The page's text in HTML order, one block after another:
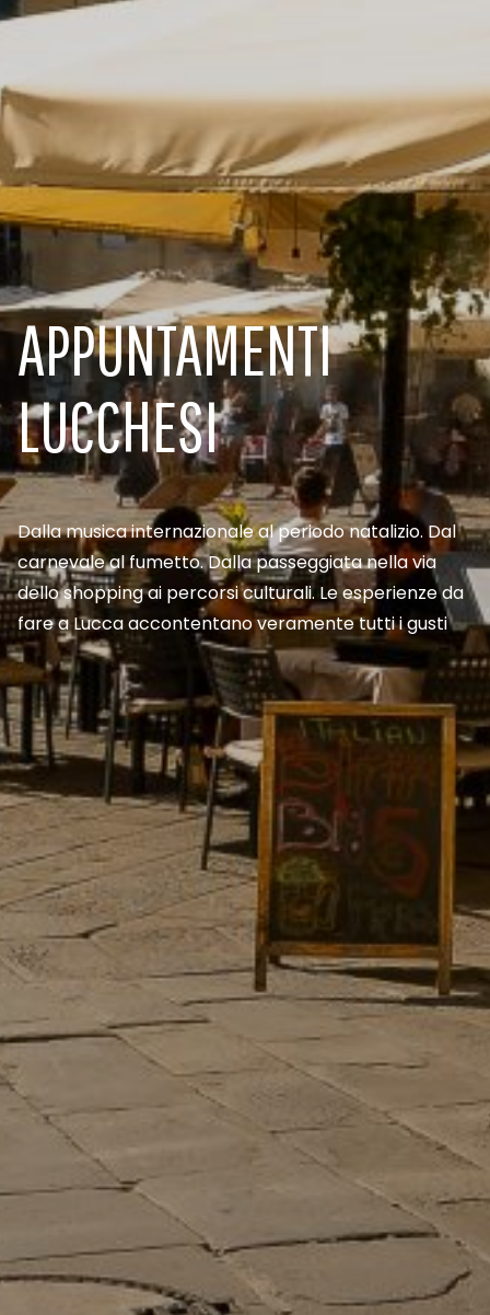
APPUNTAMENTI
LUCCHESI
Dalla musica internazionale al periodo natalizio. Dal
carnevale al fumetto. Dalla passeggiata nella via
dello shopping ai percorsi culturali. Le esperienze da
fare a Lucca accontentano veramente tutti i gusti